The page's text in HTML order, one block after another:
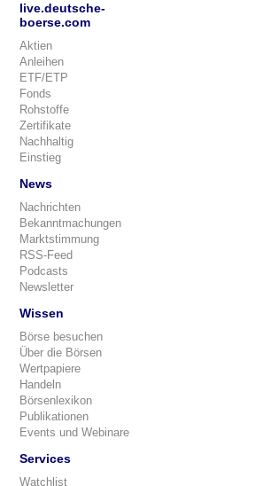
live.deutsche-
boerse.com
Aktien
Anleihen
ETF/ETP
Fonds
Rohstoffe
Zertifikate
Nachhaltig
Einstieg
News
Nachrichten
Bekanntmachungen
Marktstimmung
RSS-Feed
Podcasts
Newsletter
Wissen
Börse besuchen
Über die Börsen
Wertpapiere
Handeln
Börsenlexikon
Publikationen
Events und Webinare
Services
Watchlist